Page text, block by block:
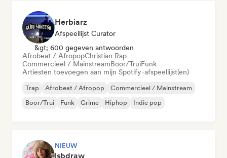
Herbiarz
Afspeellijst Curator
&gt; 600 gegeven antwoorden
Afrobeat / AfropopChristian Rap
Commercieel / MainstreamBoor/TruiFunk
Artiesten toevoegen aan mijn Spotify-afspeellijst(en)
Trap Afrobeat / Afropop
Commercieel / Mainstream
Boor/Trui
Funk Grime Hiphop Indie pop
NIEUW
lsbdraw